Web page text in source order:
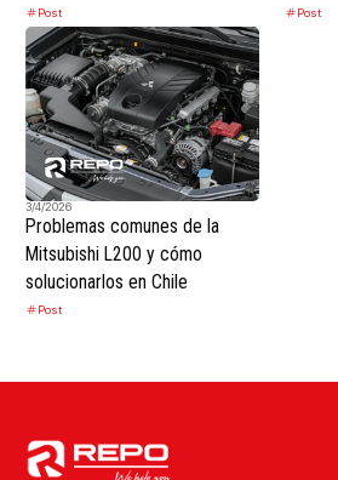
Post Post
3/4/2026
Problemas comunes de la
Mitsubishi L200 y cómo
solucionarlos en Chile
Post